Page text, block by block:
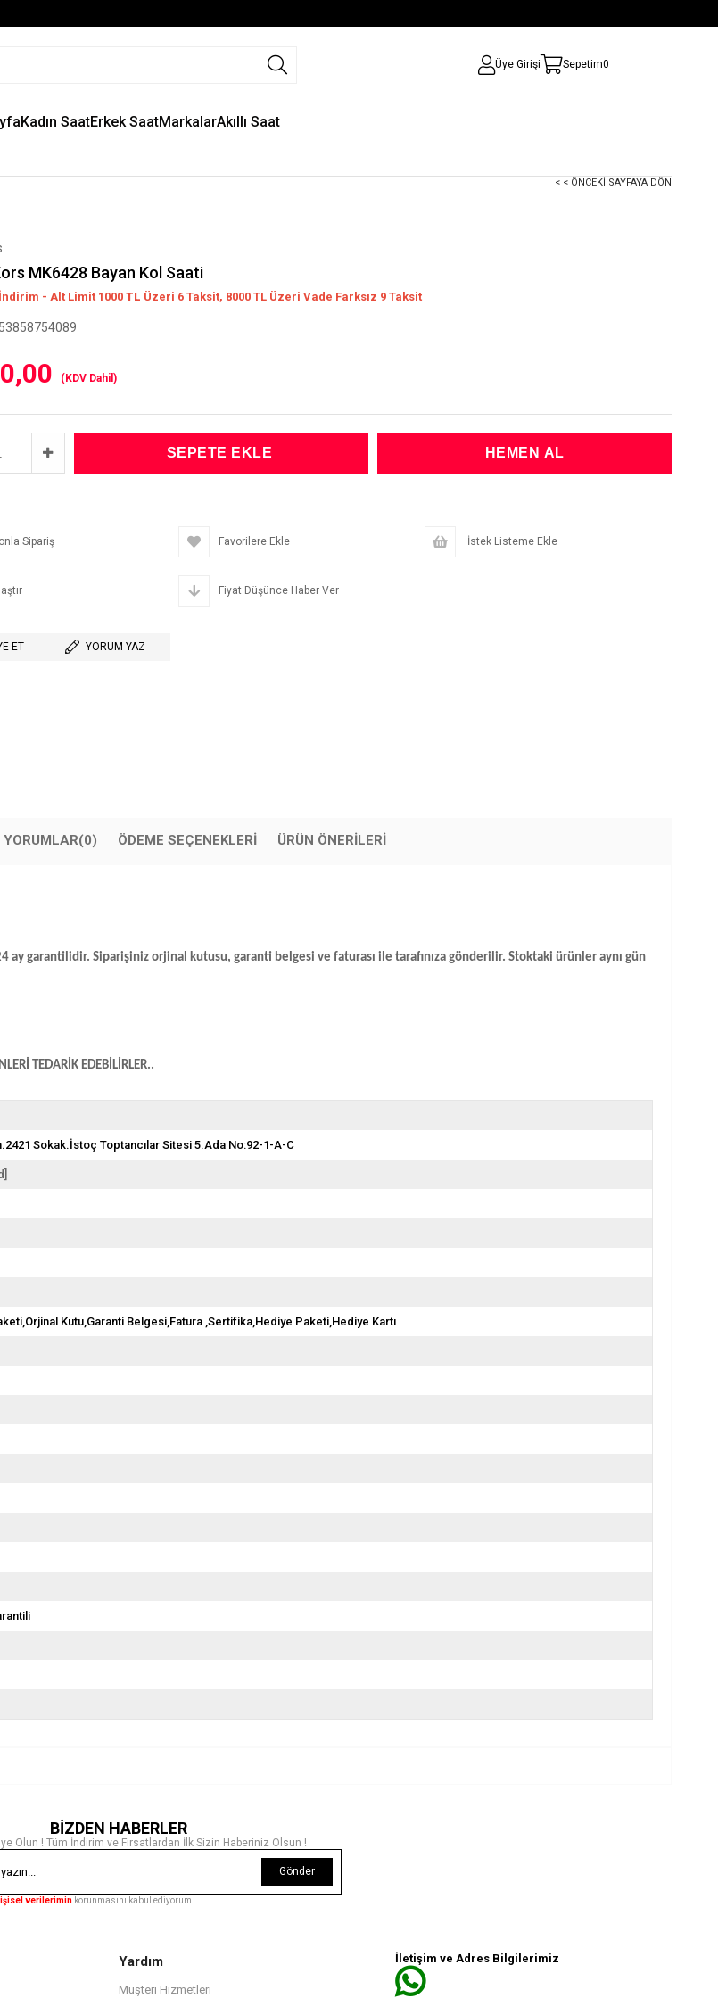
Üye Girişi Sepetim0
Kadın SaatErkek SaatMarkalarAkıllı Saat
< < ÖNCEKI SAYFAYA DÖN
MK6428 Bayan Kol Saati
- Alt Limit 1000 TL Üzeri 6 Taksit, 8000 TL Üzeri Vade Farksız 9 Taksit
(KDV Dahil)
Sipariş Favorilere Ekle İstek Listeme Ekle
Fiyat Düşünce Haber Ver
ET YORUM YAZ
YORUMLAR(0) ÖDEME SEÇENEKLERI ÜRÜN ÖNERILERI
ay garantilidir. Siparişiniz orjinal kutusu, garanti belgesi ve faturası ile tarafınıza gönderilir. Stoktaki ürünler aynı gün
TEDARİK EDEBİLİRLER..
Sokak.İstoç Toptancılar Sitesi 5.Ada No:92-1-A-C
Kutu,Garanti Belgesi,Fatura ,Sertifika,Hediye Paketi,Hediye Kartı
BİZDEN HABERLER
Olun ! Tüm İndirim ve Fırsatlardan İlk Sizin Haberiniz Olsun !
Gönder
verilerimin korunmasını kabul ediyorum.
Yardım
Müşteri Hizmetleri
İletişim ve Adres Bilgilerimiz